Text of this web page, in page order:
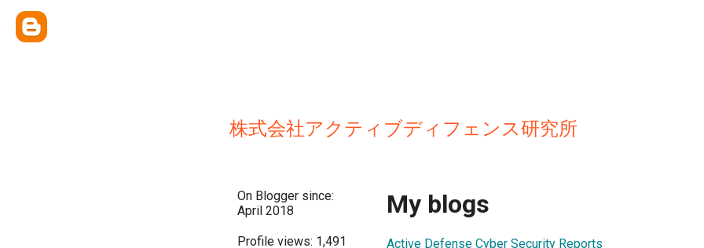
株式会社アクティブディフェンス研究所
On Blogger since:
April 2018
Profile views: 1,491
My blogs
Active Defense Cyber Security Reports